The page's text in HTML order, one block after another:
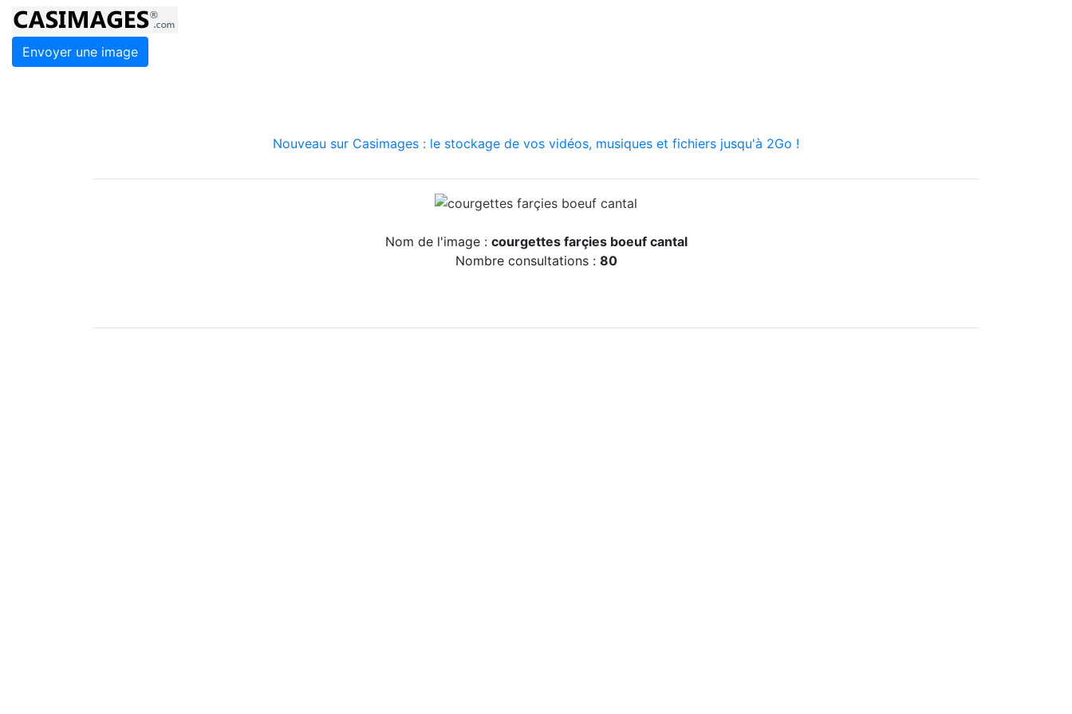
Envoyer une image
Nouveau sur Casimages : le stockage de vos vidéos, musiques et fichiers jusqu'à 2Go !
Nom de l'image : courgettes farçies boeuf cantal
Nombre consultations : 80